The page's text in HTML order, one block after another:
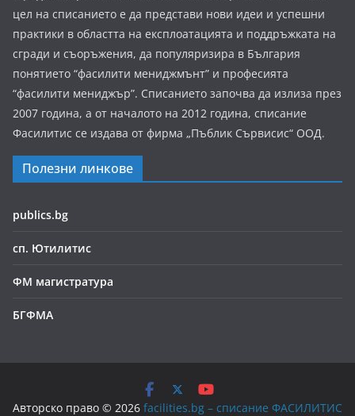
цел на списанието е да представи нови идеи и успешни
практики в областта на експлоатацията и поддръжката на
сгради и съоръжения, да популяризира в България
понятието “фасилити мениджмънт” и професията
“фасилити мениджър”. Списанието започва да излиза през
2007 година, а от началото на 2012 година, списание
Фасилитис се издава от фирма „Пъблик Сървисис“ ООД.
Полезни линкове
publics.bg
сп. Ютилитис
ФМ магистратура
БГФМА
Авторско право © 2026 facilities.bg – списание ФАСИЛИТИС